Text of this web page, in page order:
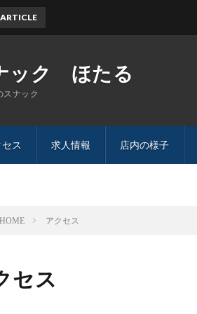
ック ほたる
スナック
ス 求人情報 店内の様子
HOME アクセス
セス